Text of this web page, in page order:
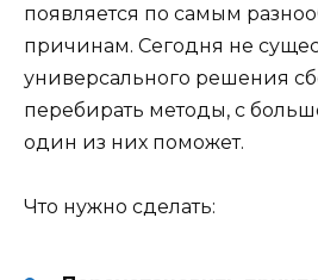
появляется по самым
причинам. Сегодня не
универсального решения
перебирать методы, с
один из них поможет.
Что нужно сделать: